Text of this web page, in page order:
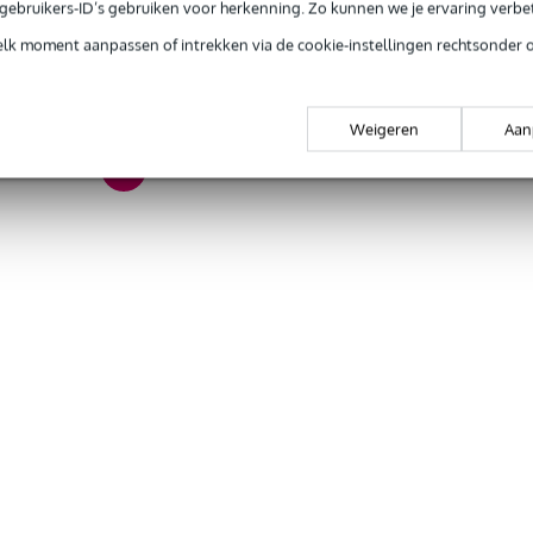
ID’s gebruiken voor herkenning. Zo kunnen we je ervaring
moment aanpassen of intrekken via de cookie-instellingen rechtsonder
Weigeren
van toepassing